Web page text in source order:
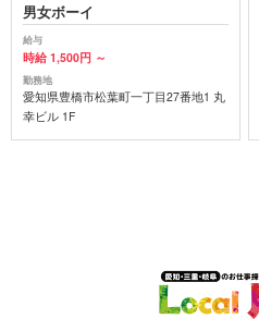
男女ボーイ
給与
時給 1,500円 ～
勤務地
愛知県豊橋市松葉町一丁目27番地1 丸
幸ビル 1F